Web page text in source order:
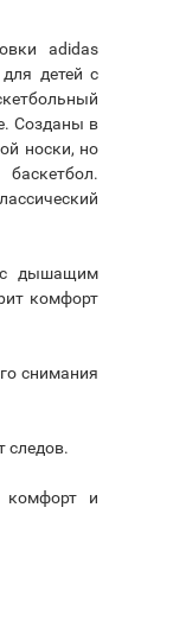
adidas
детей с
Созданы в
носки, но
с дышащим
комфорт
снимания
следов.
комфорт и